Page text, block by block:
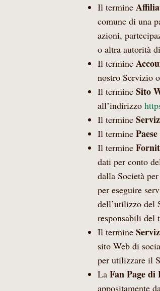
Il termine
comune di una
azioni,
o altra autorità
Il termine
nostro Servizio
Il termine Sito
all’indirizzo
Il termine
Il termine Paese
Il termine
dati per conto
dalla Società
per eseguire
dell’utilizzo del
responsabili del
Il termine
sito Web di
per utilizzare il
La Fan Page di
appositamente